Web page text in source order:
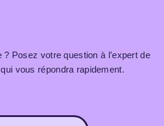
? Posez votre question à l’expert de
vous répondra rapidement.